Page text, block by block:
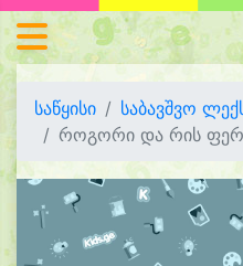
საწყისი საბავშვო
როგორი და რის